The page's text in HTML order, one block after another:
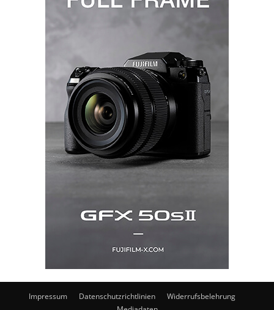
Impressum Datenschutzrichtlinien
Widerrufsbelehrung